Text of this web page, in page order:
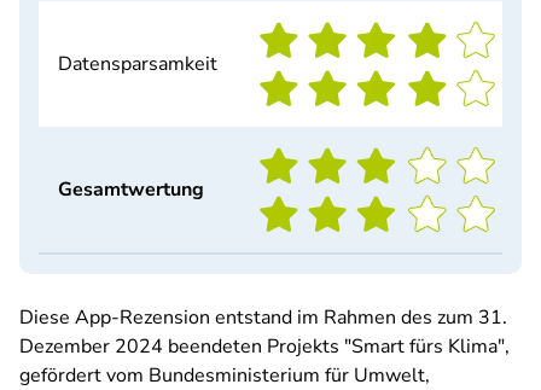
Datensparsamkeit
Gesamtwertung
Diese App-Rezension entstand im Rahmen des zum 31.
Dezember 2024 beendeten Projekts "Smart fürs Klima",
gefördert vom Bundesministerium für Umwelt,